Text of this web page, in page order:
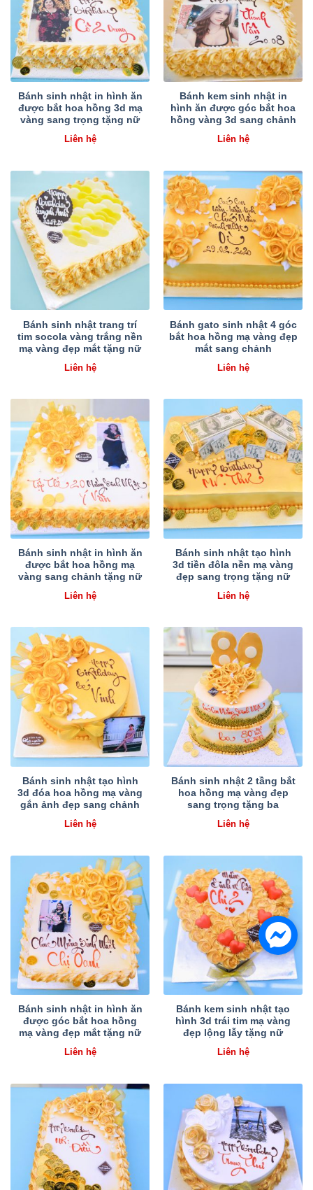
Bánh sinh nhật in hình ăn
được bắt hoa hồng 3d mạ
vàng sang trọng tặng nữ
Liên hệ
Bánh kem sinh nhật in
hình ăn được góc bắt hoa
hồng vàng 3d sang chảnh
Liên hệ
Bánh sinh nhật trang trí
tim socola vàng trắng nền
mạ vàng đẹp mắt tặng nữ
Liên hệ
Bánh gato sinh nhật 4 góc
bắt hoa hồng mạ vàng đẹp
mắt sang chảnh
Liên hệ
Bánh sinh nhật in hình ăn
được bắt hoa hồng mạ
vàng sang chảnh tặng nữ
Liên hệ
Bánh sinh nhật tạo hình
3d tiền đôla nền mạ vàng
đẹp sang trọng tặng nữ
Liên hệ
Bánh sinh nhật tạo hình
3d đóa hoa hồng mạ vàng
gắn ảnh đẹp sang chảnh
Liên hệ
Bánh sinh nhật 2 tầng bắt
hoa hồng mạ vàng đẹp
sang trọng tặng ba
Liên hệ
Bánh sinh nhật in hình ăn
được góc bắt hoa hồng
mạ vàng đẹp mắt tặng nữ
Liên hệ
Bánh kem sinh nhật tạo
hình 3d trái tim mạ vàng
đẹp lộng lẫy tặng nữ
Liên hệ